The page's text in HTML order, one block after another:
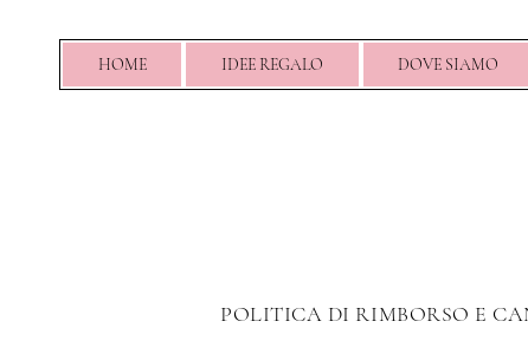
HOME IDEE REGALO DOVE SIAMO
POLITICA DI RIMBORSO E